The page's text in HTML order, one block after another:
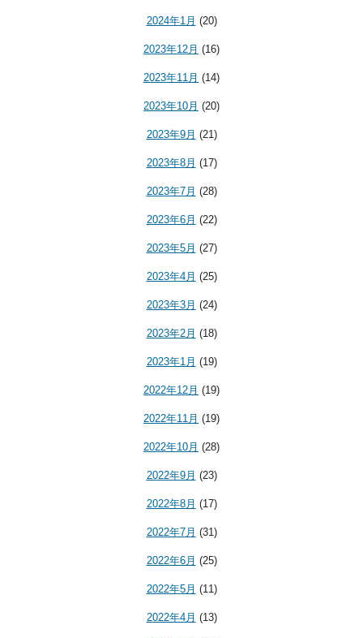
2024年1月 (20)
2023年12月 (16)
2023年11月 (14)
2023年10月 (20)
2023年9月 (21)
2023年8月 (17)
2023年7月 (28)
2023年6月 (22)
2023年5月 (27)
2023年4月 (25)
2023年3月 (24)
2023年2月 (18)
2023年1月 (19)
2022年12月 (19)
2022年11月 (19)
2022年10月 (28)
2022年9月 (23)
2022年8月 (17)
2022年7月 (31)
2022年6月 (25)
2022年5月 (11)
2022年4月 (13)